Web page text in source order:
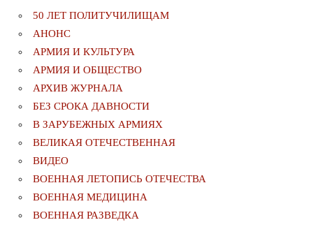
50 ЛЕТ ПОЛИТУЧИЛИЩАМ
АНОНС
АРМИЯ И КУЛЬТУРА
АРМИЯ И ОБЩЕСТВО
АРХИВ ЖУРНАЛА
БЕЗ СРОКА ДАВНОСТИ
В ЗАРУБЕЖНЫХ АРМИЯХ
ВЕЛИКАЯ ОТЕЧЕСТВЕННАЯ
ВИДЕО
ВОЕННАЯ ЛЕТОПИСЬ ОТЕЧЕСТВА
ВОЕННАЯ МЕДИЦИНА
ВОЕННАЯ РАЗВЕДКА